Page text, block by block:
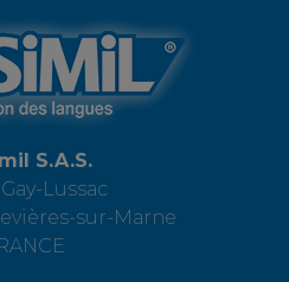
S.A.S.
Lussac
sur-Marne